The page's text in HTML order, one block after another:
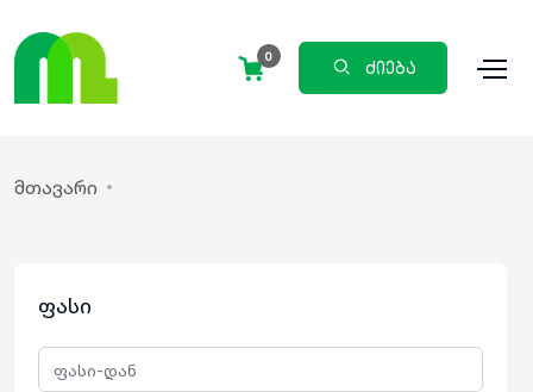
0
ძიება
მთავარი
ფასი